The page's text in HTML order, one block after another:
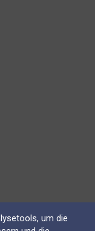
um die